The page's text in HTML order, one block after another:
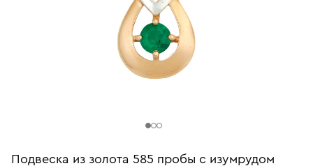
Подвеска из золота 585 пробы с изумрудом